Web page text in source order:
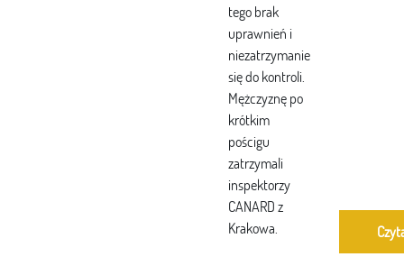
tego brak
uprawnień i
niezatrzymanie
się do kontroli.
Mężczyznę po
krótkim
pościgu
zatrzymali
inspektorzy
CANARD z
Krakowa.